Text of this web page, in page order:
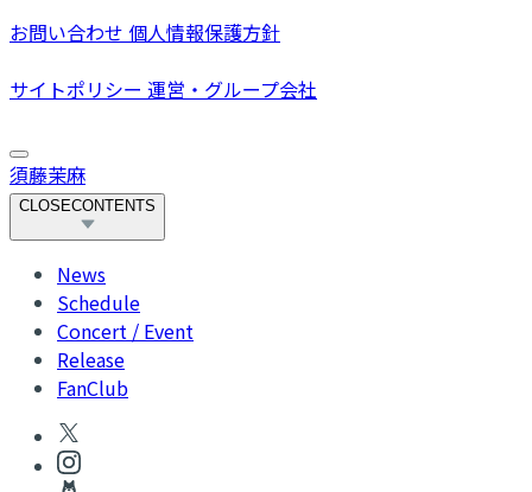
お問い合わせ 個人情報保護方針
サイトポリシー 運営・グループ会社
須藤茉麻
CLOSECONTENTS
News
Schedule
Concert / Event
Release
FanClub